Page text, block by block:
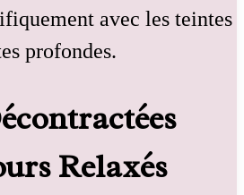
avec les teintes
profondes.
Relaxés